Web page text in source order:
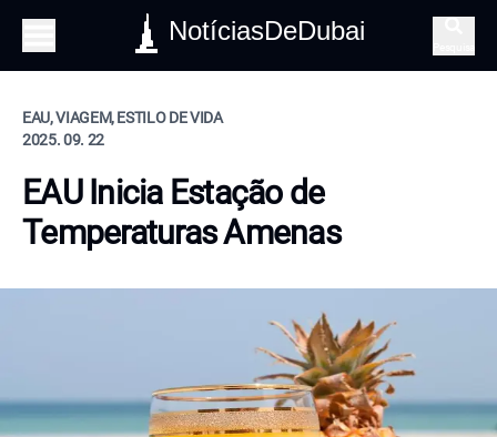
NotíciasDeDubai
EAU, VIAGEM, ESTILO DE VIDA
2025. 09. 22
EAU Inicia Estação de
Temperaturas Amenas